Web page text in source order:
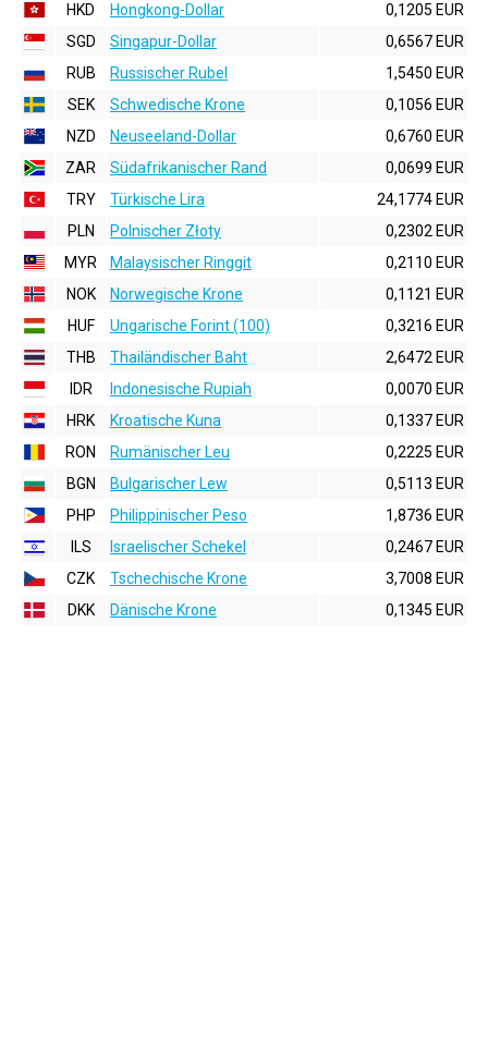
HKD
Hongkong-Dollar
0,1205 EUR
SGD
Singapur-Dollar
0,6567 EUR
RUB
Russischer Rubel
1,5450 EUR
SEK
Schwedische Krone
0,1056 EUR
NZD
Neuseeland-Dollar
0,6760 EUR
ZAR
Südafrikanischer Rand
0,0699 EUR
TRY
Türkische Lira
24,1774 EUR
PLN
Polnischer Złoty
0,2302 EUR
MYR
Malaysischer Ringgit
0,2110 EUR
NOK
Norwegische Krone
0,1121 EUR
HUF
Ungarische Forint (100)
0,3216 EUR
THB
Thailändischer Baht
2,6472 EUR
IDR
Indonesische Rupiah
0,0070 EUR
HRK
Kroatische Kuna
0,1337 EUR
RON
Rumänischer Leu
0,2225 EUR
BGN
Bulgarischer Lew
0,5113 EUR
PHP
Philippinischer Peso
1,8736 EUR
ILS
Israelischer Schekel
0,2467 EUR
CZK
Tschechische Krone
3,7008 EUR
DKK
Dänische Krone 0,1345 EUR